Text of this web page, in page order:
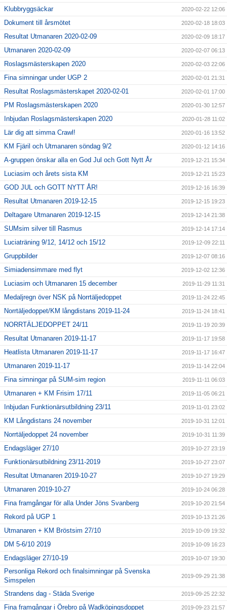
Klubbryggsäckar 2020-02-22 12:06
Dokument till årsmötet 2020-02-18 18:03
Resultat Utmanaren 2020-02-09 2020-02-09 18:17
Utmanaren 2020-02-09 2020-02-07 06:13
Roslagsmästerskapen 2020 2020-02-03 22:06
Fina simningar under UGP 2 2020-02-01 21:31
Resultat Roslagsmästerskapet 2020-02-01 2020-02-01 17:00
PM Roslagsmästerskapen 2020 2020-01-30 12:57
Inbjudan Roslagsmästerskapen 2020 2020-01-28 11:02
Lär dig att simma Crawl! 2020-01-16 13:52
KM Fjäril och Utmanaren söndag 9/2 2020-01-12 14:16
A-gruppen önskar alla en God Jul och Gott Nytt År 2019-12-21 15:34
Luciasim och årets sista KM 2019-12-21 15:23
GOD JUL och GOTT NYTT ÅR! 2019-12-16 16:39
Resultat Utmanaren 2019-12-15 2019-12-15 19:23
Deltagare Utmanaren 2019-12-15 2019-12-14 21:38
SUMsim silver till Rasmus 2019-12-14 17:14
Luciaträning 9/12, 14/12 och 15/12 2019-12-09 22:11
Gruppbilder 2019-12-07 08:16
Simiadensimmare med flyt 2019-12-02 12:36
Luciasim och Utmanaren 15 december 2019-11-29 11:31
Medaljregn över NSK på Norrtäljedoppet 2019-11-24 22:45
Norrtäljedoppet/KM långdistans 2019-11-24 2019-11-24 18:41
NORRTÄLJEDOPPET 24/11 2019-11-19 20:39
Resultat Utmanaren 2019-11-17 2019-11-17 19:58
Heatlista Utmanaren 2019-11-17 2019-11-17 16:47
Utmanaren 2019-11-17 2019-11-14 22:04
Fina simningar på SUM-sim region 2019-11-11 06:03
Utmanaren + KM Frisim 17/11 2019-11-05 06:21
Inbjudan Funktionärsutbildning 23/11 2019-11-01 23:02
KM Långdistans 24 november 2019-10-31 12:01
Norrtäljedoppet 24 november 2019-10-31 11:39
Endagsläger 27/10 2019-10-27 23:19
Funktionärsutbildning 23/11-2019 2019-10-27 23:07
Resultat Utmanaren 2019-10-27 2019-10-27 19:29
Utmanaren 2019-10-27 2019-10-24 06:28
Fina framgångar för alla Under Jöns Svanberg 2019-10-20 21:54
Rekord på UGP 1 2019-10-13 21:26
Utmanaren + KM Bröstsim 27/10 2019-10-09 19:32
DM 5-6/10 2019 2019-10-09 16:23
Endagsläger 27/10-19 2019-10-07 19:30
Personliga Rekord och finalsimningar på Svenska
Simspelen
2019-09-29 21:38
Strandens dag - Städa Sverige 2019-09-25 22:32
Fina framgångar i Örebro på Wadköpingsdoppet 2019-09-23 21:57